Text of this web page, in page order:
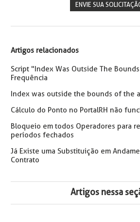
ENVIE SUA
Artigos relacionados
Script "Index Was Outside The
Frequência
Index was outside the bounds of the
Cálculo do Ponto no PortalRH não
Bloqueio em todos Operadores para
períodos fechados
Já Existe uma Substituição em
Contrato
Artigos nessa